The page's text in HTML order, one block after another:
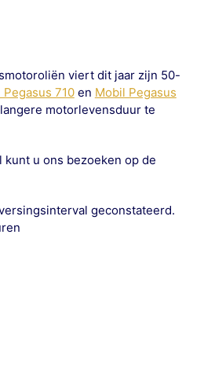
viert dit jaar zijn 50-
Pegasus 710en Mobil Pegasus
motorlevensduur te
u ons bezoeken op de
geconstateerd.